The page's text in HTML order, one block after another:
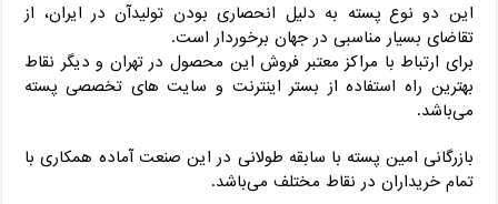
این دو نوع پسته به دلیل انحصاری بودن تولیدآن در ایران، از
تقاضای بسیار مناسبی در جهان برخوردار است.
برای ارتباط با مراکز معتبر فروش این محصول در تهران و دیگر نقاط
بهترین راه استفاده از بستر اینترنت و سایت های تخصصی پسته
می‌باشد.
بازرگانی امین پسته با سابقه طولانی در این صنعت آماده همکاری با
تمام خریداران در نقاط مختلف می‌باشد.